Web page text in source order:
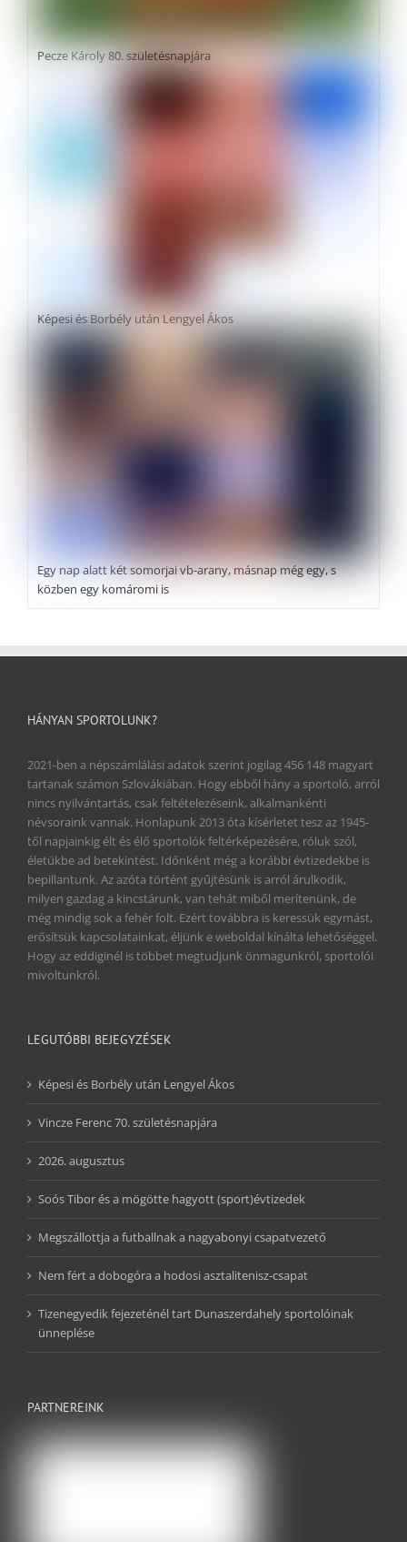
Pecze Károly 80. születésnapjára
Képesi és Borbély után Lengyel Ákos
Egy nap alatt két somorjai vb-arany, másnap még egy, s
közben egy komáromi is
HÁNYAN SPORTOLUNK?
2021-ben a népszámlálási adatok szerint jogilag 456 148 magyart
tartanak számon Szlovákiában. Hogy ebből hány a sportoló, arról
nincs nyilvántartás, csak feltételezéseink, alkalmankénti
névsoraink vannak. Honlapunk 2013 óta kísérletet tesz az 1945-
től napjainkig élt és élő sportolók feltérképezésére, róluk szól,
életükbe ad betekintést. Időnként még a korábbi évtizedekbe is
bepillantunk. Az azóta történt gyűjtésünk is arról árulkodik,
milyen gazdag a kincstárunk, van tehát miből merítenünk, de
még mindig sok a fehér folt. Ezért továbbra is keressük egymást,
erősítsük kapcsolatainkat, éljünk e weboldal kínálta lehetőséggel.
Hogy az eddiginél is többet megtudjunk önmagunkról, sportolói
mivoltunkról.
LEGUTÓBBI BEJEGYZÉSEK
Képesi és Borbély után Lengyel Ákos
Vincze Ferenc 70. születésnapjára
2026. augusztus
Soós Tibor és a mögötte hagyott (sport)évtizedek
Megszállottja a futballnak a nagyabonyi csapatvezető
Nem fért a dobogóra a hodosi asztalitenisz-csapat
Tizenegyedik fejezeténél tart Dunaszerdahely sportolóinak
ünneplése
PARTNEREINK